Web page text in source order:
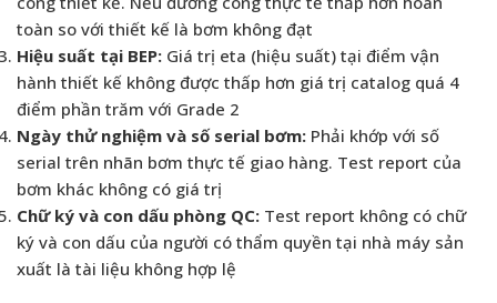
toàn so với thiết kế là bơm không đạt
Hiệu suất tại BEP: Giá trị eta (hiệu suất) tại điểm vận
hành thiết kế không được thấp hơn giá trị catalog quá 4
điểm phần trăm với Grade 2
Ngày thử nghiệm và số serial bơm: Phải khớp với số
serial trên nhãn bơm thực tế giao hàng. Test report của
bơm khác không có giá trị
Chữ ký và con dấu phòng QC: Test report không có chữ
ký và con dấu của người có thẩm quyền tại nhà máy sản
xuất là tài liệu không hợp lệ